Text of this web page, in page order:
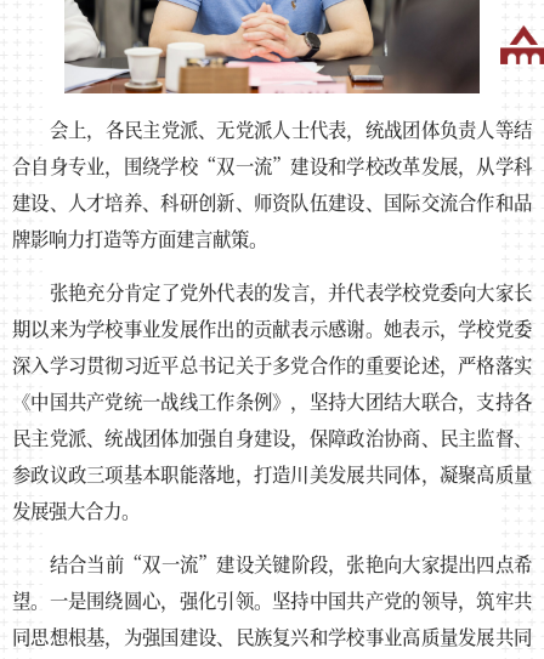
会上，各民主党派、无党派人士代表，统战团体负责人等结
合自身专业，围绕学校“双一流”建设和学校改革发展，从学科
建设、人才培养、科研创新、师资队伍建设、国际交流合作和品
牌影响力打造等方面建言献策。
张艳充分肯定了党外代表的发言，并代表学校党委向大家长
期以来为学校事业发展作出的贡献表示感谢。她表示，学校党委
深入学习贯彻习近平总书记关于多党合作的重要论述，严格落实
《中国共产党统一战线工作条例》，坚持大团结大联合，支持各
民主党派、统战团体加强自身建设，保障政治协商、民主监督、
参政议政三项基本职能落地，打造川美发展共同体，凝聚高质量
发展强大合力。
结合当前“双一流”建设关键阶段，张艳向大家提出四点希
望。一是围绕圆心，强化引领。坚持中国共产党的领导，筑牢共
同思想根基，为强国建设、民族复兴和学校事业高质量发展共同